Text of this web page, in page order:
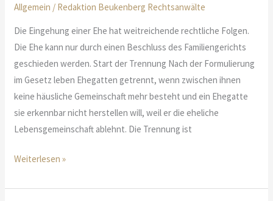
Allgemein / Redaktion Beukenberg Rechtsanwälte
Die Eingehung einer Ehe hat weitreichende rechtliche Folgen.
Die Ehe kann nur durch einen Beschluss des Familiengerichts
geschieden werden. Start der Trennung Nach der Formulierung
im Gesetz leben Ehegatten getrennt, wenn zwischen ihnen
keine häusliche Gemeinschaft mehr besteht und ein Ehegatte
sie erkennbar nicht herstellen will, weil er die eheliche
Lebensgemeinschaft ablehnt. Die Trennung ist
Wie
Trennungsjahr
Weiterlesen »